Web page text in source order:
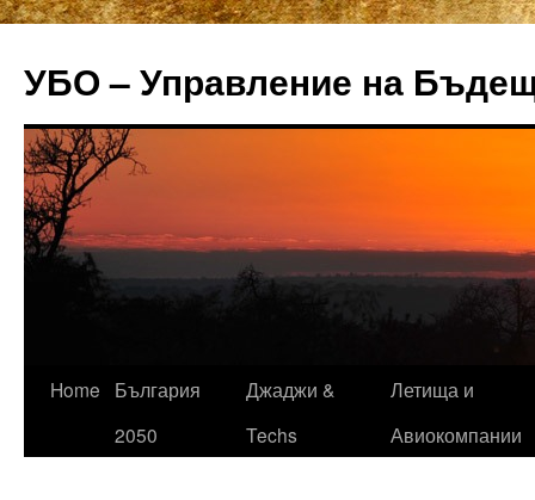
УБО – Управление на
Skip
Home
България
2050
Джаджи &
Techs
Летища и
Авиокомпании